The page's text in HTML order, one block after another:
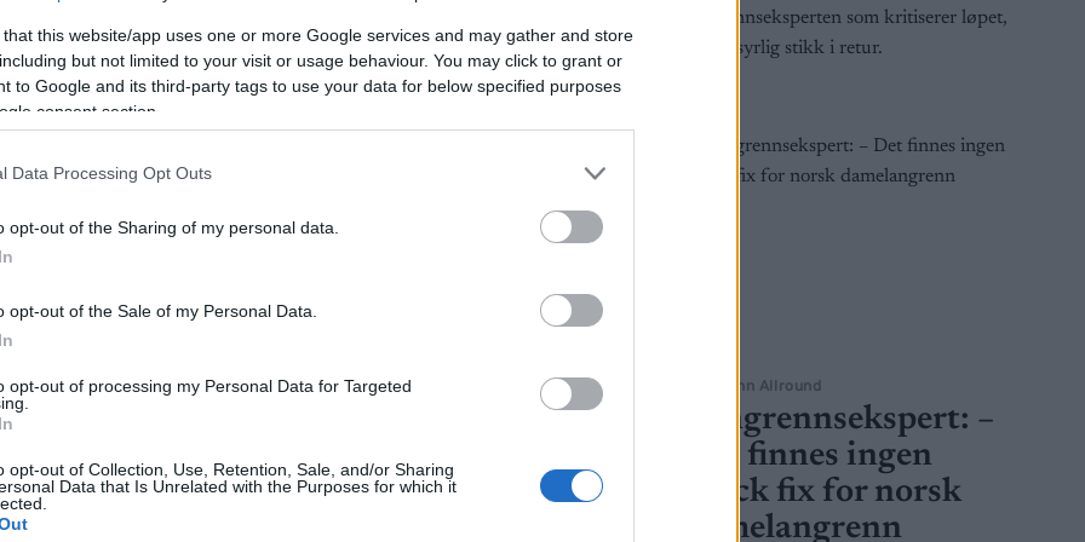
that this website/app uses one or more Google services and may gather and store
but not limited to your visit or usage behaviour. You may click to grant or
to Google and its third-party tags to use your data for below specified purposes
consent section.
Data Processing Opt Outs
opt-out of the Sharing of my personal data.
opt-out of the Sale of my Personal Data.
opt-out of processing my Personal Data for Targeted
opt-out of Collection, Use, Retention, Sale, and/or Sharing
Data that Is Unrelated with the Purposes for which it
langrennseksperten som kritiserer løpet,
og får syrlig stikk i retur.
kan være
ut av landslaget
SCHEVE
Langrenn Allround
nedleggelsen av
junior- og
Langrenn Allround
Langrennsekspert: –
Det finnes ingen
quick fix for norsk
damelangrenn